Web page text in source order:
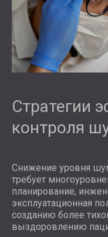
Стратегии
контроля
Снижение уровня
требует
планирование,
эксплуатационная
созданию более
выздоровлению